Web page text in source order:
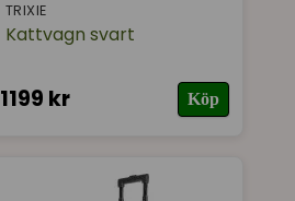
TRIXIE
Kattvagn svart
1199 kr Köp